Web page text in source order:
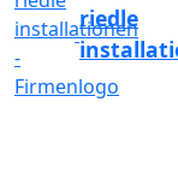
riedle